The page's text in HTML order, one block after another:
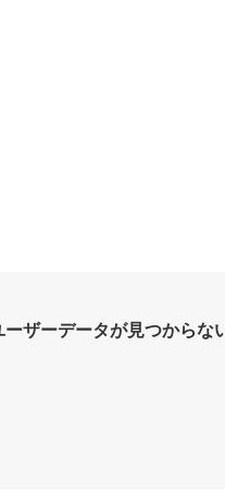
ザーデータが見つからな